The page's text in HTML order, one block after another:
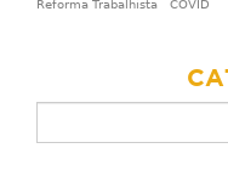
Reforma Trabalhista
COVID